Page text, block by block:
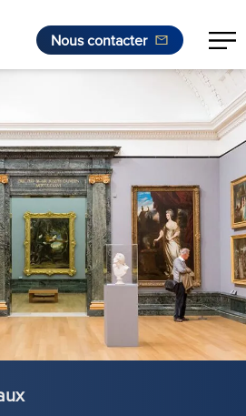
Nous contacter